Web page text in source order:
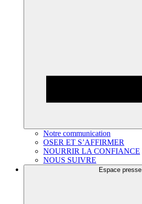
Notre communication
OSER ET S’AFFIRMER
NOURRIR LA CONFIANCE
NOUS SUIVRE
Espace presse